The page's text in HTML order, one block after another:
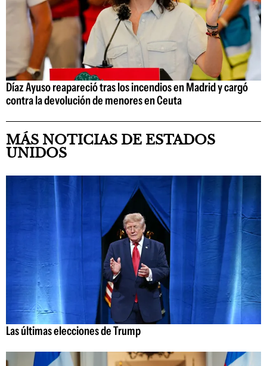
Díaz Ayuso reapareció tras los incendios en Madrid y cargó
contra la devolución de menores en Ceuta
MÁS NOTICIAS DE ESTADOS
UNIDOS
Las últimas elecciones de Trump